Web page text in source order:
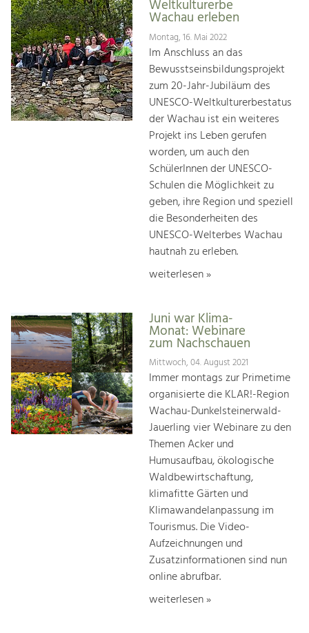
Weltkulturerbe
Wachau erleben
Montag, 16. Mai 2022
Im Anschluss an das
Bewusstseinsbildungsprojekt
zum 20-Jahr-Jubiläum des
UNESCO-Weltkulturerbestatus
der Wachau ist ein weiteres
Projekt ins Leben gerufen
worden, um auch den
SchülerInnen der UNESCO-
Schulen die Möglichkeit zu
geben, ihre Region und speziell
die Besonderheiten des
UNESCO-Welterbes Wachau
hautnah zu erleben.
weiterlesen »
Juni war Klima-
Monat: Webinare
zum Nachschauen
Mittwoch, 04. August 2021
Immer montags zur Primetime
organisierte die KLAR!-Region
Wachau-Dunkelsteinerwald-
Jauerling vier Webinare zu den
Themen Acker und
Humusaufbau, ökologische
Waldbewirtschaftung,
klimafitte Gärten und
Klimawandelanpassung im
Tourismus. Die Video-
Aufzeichnungen und
Zusatzinformationen sind nun
online abrufbar.
weiterlesen »